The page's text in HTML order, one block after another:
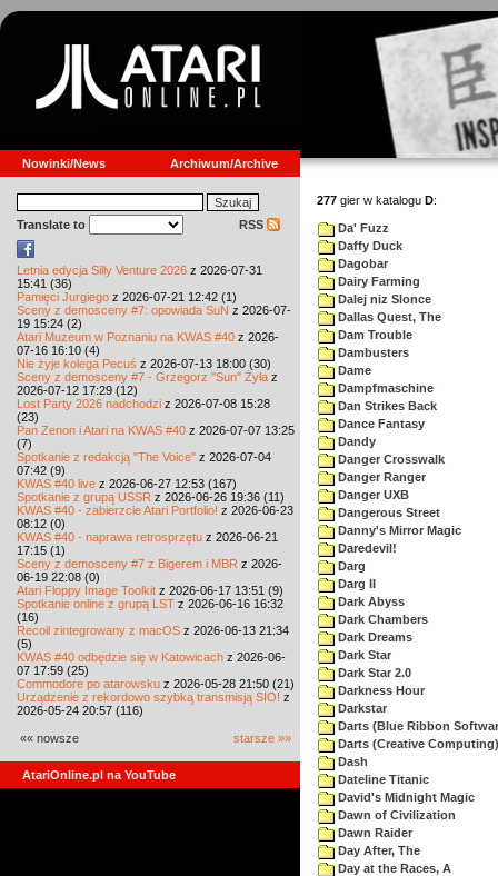
Nowinki/News Archiwum/Archive
Translate to RSS
Letnia edycja Silly Venture 2026 z 2026-07-31
15:41 (36)
Pamięci Jurgiego z 2026-07-21 12:42 (1)
Sceny z demosceny #7: opowiada SuN z 2026-07-
19 15:24 (2)
Atari Muzeum w Poznaniu na KWAS #40 z 2026-
07-16 16:10 (4)
Nie żyje kolega Pecuś z 2026-07-13 18:00 (30)
Sceny z demosceny #7 - Grzegorz "Sun" Żyła z
2026-07-12 17:29 (12)
Lost Party 2026 nadchodzi z 2026-07-08 15:28
(23)
Pan Zenon i Atari na KWAS #40 z 2026-07-07 13:25
(7)
Spotkanie z redakcją "The Voice" z 2026-07-04
07:42 (9)
KWAS #40 live z 2026-06-27 12:53 (167)
Spotkanie z grupą USSR z 2026-06-26 19:36 (11)
KWAS #40 - zabierzcie Atari Portfolio! z 2026-06-23
08:12 (0)
KWAS #40 - naprawa retrosprzętu z 2026-06-21
17:15 (1)
Sceny z demosceny #7 z Bigerem i MBR z 2026-
06-19 22:08 (0)
Atari Floppy Image Toolkit z 2026-06-17 13:51 (9)
Spotkanie online z grupą LST z 2026-06-16 16:32
(16)
Recoil zintegrowany z macOS z 2026-06-13 21:34
(5)
KWAS #40 odbędzie się w Katowicach z 2026-06-
07 17:59 (25)
Commodore po atarowsku z 2026-05-28 21:50 (21)
Urządzenie z rekordowo szybką transmisją SIO! z
2026-05-24 20:57 (116)
«« nowsze starsze »»
AtariOnline.pl na YouTube
277 gier w katalogu D:
Da' Fuzz
Daffy Duck
Dagobar
Dairy Farming
Dalej niz Slonce
Dallas Quest, The
Dam Trouble
Dambusters
Dame
Dampfmaschine
Dan Strikes Back
Dance Fantasy
Dandy
Danger Crosswalk
Danger Ranger
Danger UXB
Dangerous Street
Danny's Mirror Magic
Daredevil!
Darg
Darg II
Dark Abyss
Dark Chambers
Dark Dreams
Dark Star
Dark Star 2.0
Darkness Hour
Darkstar
Darts (Blue Ribbon
Darts (Creative Computing)
Dash
Dateline Titanic
David's Midnight Magic
Dawn of Civilization
Dawn Raider
Day After, The
Day at the Races, A